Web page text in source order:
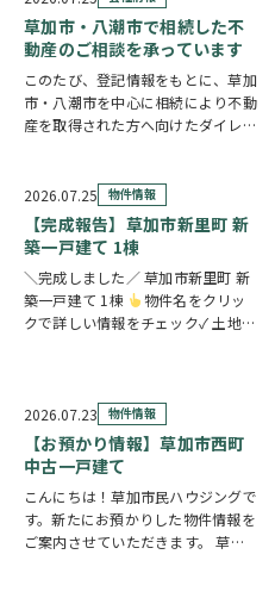
区画の詳細情報はこちら
クリッ
クで詳しい情…
草加市・八潮市で相続した不
動産のご相談を承っています
このたび、登記情報をもとに、草加
市・八潮市を中心に相続により不動
産を取得された方へ向けたダイレク
のまま所有していてもいいの？」
「売却した方がいいのかわからな
い」「空き家の管理や…
2026.07.25 物件情報
【完成報告】草加市新里町 新
築一戸建て 1棟
＼完成しました／ 草加市新里町 新
築一戸建て 1棟
物件名をクリッ
クで詳しい情報をチェック✓ 土地
得し、毎日の快適さと省エネ性能を
両立しまし…
2026.07.23 物件情報
【お預かり情報】草加市西町
中古一戸建て
こんにちは！草加市民ハウジングで
す。新たにお預かりした物件情報を
ご案内させていただきます。 草加